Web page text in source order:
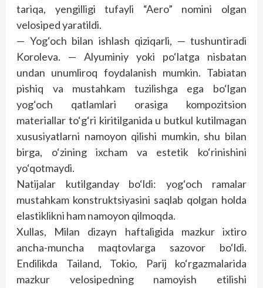
tariqa, yengilligi tufayli “Aero” nomini olgan
velosiped yaratildi.
— Yog‘och bilan ishlash qiziqarli, — tushuntiradi
Koroleva. — Alyuminiy yoki po‘latga nisbatan
undan unumliroq foydalanish mumkin. Tabiatan
pishiq va mustahkam tuzilishga ega bo‘lgan
yog‘och qatlamlari orasiga kompozitsion
materiallar to‘g‘ri kiritilganida u butkul kutilmagan
xususiyatlarni namoyon qilishi mumkin, shu bilan
birga, o‘zining ixcham va estetik ko‘rinishini
yo‘qotmaydi.
Natijalar kutilganday bo‘ldi: yog‘och ramalar
mustahkam konstruktsiyasini saqlab qolgan holda
elastiklikni ham namoyon qilmoqda.
Xullas, Milan dizayn haftaligida mazkur ixtiro
ancha-muncha maqtovlarga sazovor bo‘ldi.
Endilikda Tailand, Tokio, Parij ko‘rgazmalarida
mazkur velosipedning namoyish etilishi